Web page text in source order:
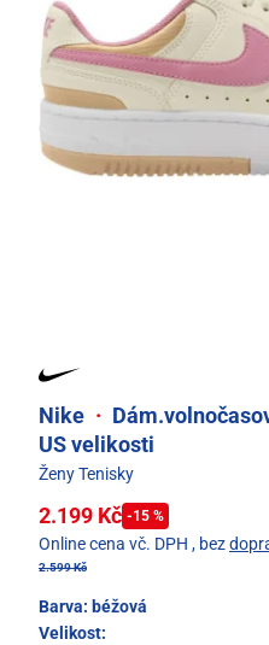
Nike ·
US velikosti
Ženy Tenisky
2.199 Kč -15 %
Online cena vč. DPH , bez
2.599 Kč
Barva: béžová
Velikost: